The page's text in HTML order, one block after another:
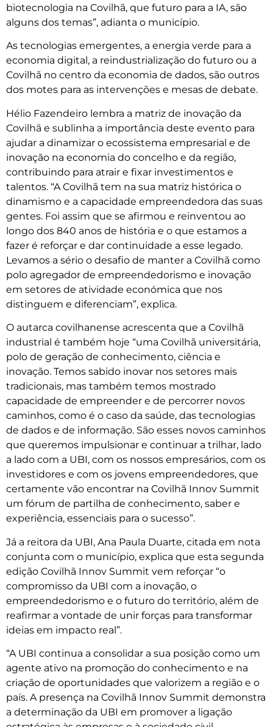
biotecnologia na Covilhã, que futuro para a IA, são
alguns dos temas”, adianta o município.
As tecnologias emergentes, a energia verde para a
economia digital, a reindustrialização do futuro ou a
Covilhã no centro da economia de dados, são outros
dos motes para as intervenções e mesas de debate.
Hélio Fazendeiro lembra a matriz de inovação da
Covilhã e sublinha a importância deste evento para
ajudar a dinamizar o ecossistema empresarial e de
inovação na economia do concelho e da região,
contribuindo para atrair e fixar investimentos e
talentos. “A Covilhã tem na sua matriz histórica o
dinamismo e a capacidade empreendedora das suas
gentes. Foi assim que se afirmou e reinventou ao
longo dos 840 anos de história e o que estamos a
fazer é reforçar e dar continuidade a esse legado.
Levamos a sério o desafio de manter a Covilhã como
polo agregador de empreendedorismo e inovação
em setores de atividade económica que nos
distinguem e diferenciam”, explica.
O autarca covilhanense acrescenta que a Covilhã
industrial é também hoje “uma Covilhã universitária,
polo de geração de conhecimento, ciência e
inovação. Temos sabido inovar nos setores mais
tradicionais, mas também temos mostrado
capacidade de empreender e de percorrer novos
caminhos, como é o caso da saúde, das tecnologias
de dados e de informação. São esses novos caminhos
que queremos impulsionar e continuar a trilhar, lado
a lado com a UBI, com os nossos empresários, com os
investidores e com os jovens empreendedores, que
certamente vão encontrar na Covilhã Innov Summit
um fórum de partilha de conhecimento, saber e
experiência, essenciais para o sucesso”.
Já a reitora da UBI, Ana Paula Duarte, citada em nota
conjunta com o município, explica que esta segunda
edição Covilhã Innov Summit vem reforçar “o
compromisso da UBI com a inovação, o
empreendedorismo e o futuro do território, além de
reafirmar a vontade de unir forças para transformar
ideias em impacto real”.
“A UBI continua a consolidar a sua posição como um
agente ativo na promoção do conhecimento e na
criação de oportunidades que valorizem a região e o
país. A presença na Covilhã Innov Summit demonstra
a determinação da UBI em promover a ligação